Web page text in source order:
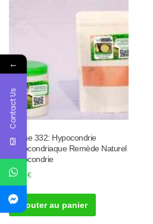
Tisane 332: Hypocondrie
Hypocondriaque Remède Naturel
Hypocondrie
50.00€
Ajouter au panier
←
Contact Us